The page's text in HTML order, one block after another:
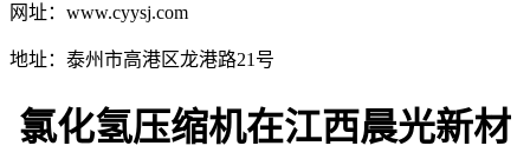
网址：www.cyysj.com
地址：泰州市高港区龙港路21号
氯化氢压缩机在江西晨光新材